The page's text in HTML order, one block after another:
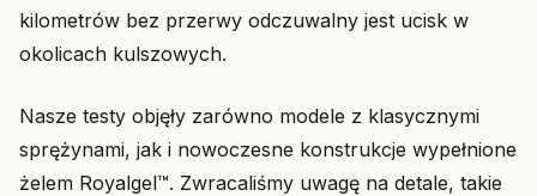
kilometrów bez przerwy odczuwalny jest ucisk w
okolicach kulszowych.
Nasze testy objęły zarówno modele z klasycznymi
sprężynami, jak i nowoczesne konstrukcje wypełnione
żelem Royalgel™. Zwracaliśmy uwagę na detale, takie